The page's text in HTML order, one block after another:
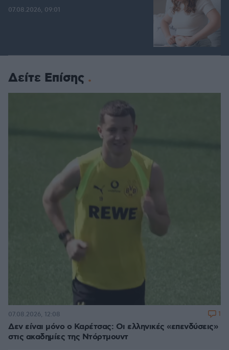
07.08.2026, 09:01
Δείτε Επίσης
Δεν είναι μόνο ο Καρέτσας: Οι ελληνικές «επενδύσεις»
στις ακαδημίες της Ντόρτμουντ
07.08.2026, 12:08 1